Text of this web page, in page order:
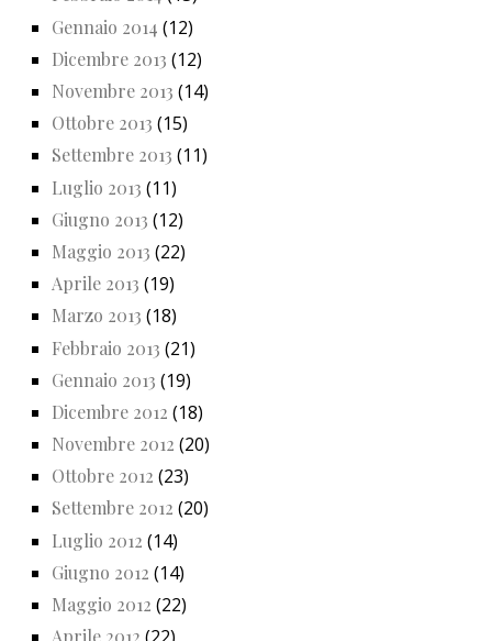
Gennaio 2014 (12)
Dicembre 2013 (12)
Novembre 2013 (14)
Ottobre 2013 (15)
Settembre 2013 (11)
Luglio 2013 (11)
Giugno 2013 (12)
Maggio 2013 (22)
Aprile 2013 (19)
Marzo 2013 (18)
Febbraio 2013 (21)
Gennaio 2013 (19)
Dicembre 2012 (18)
Novembre 2012 (20)
Ottobre 2012 (23)
Settembre 2012 (20)
Luglio 2012 (14)
Giugno 2012 (14)
Maggio 2012 (22)
Aprile 2012